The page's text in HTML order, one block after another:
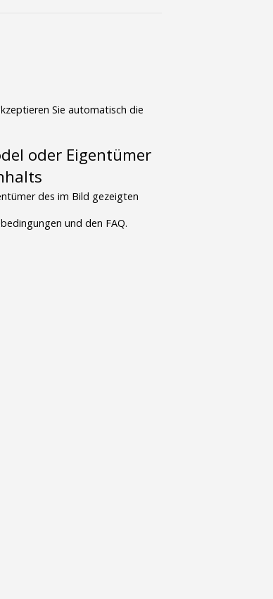
Sie automatisch die
oder Eigentümer
des im Bild gezeigten
und den FAQ.